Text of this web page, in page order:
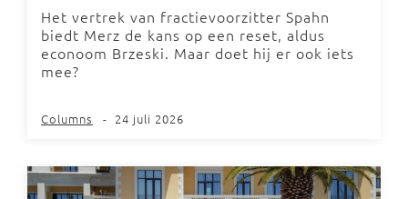
Het vertrek van fractievoorzitter Spahn
biedt Merz de kans op een reset, aldus
econoom Brzeski. Maar doet hij er ook iets
mee?
Columns - 24 juli 2026